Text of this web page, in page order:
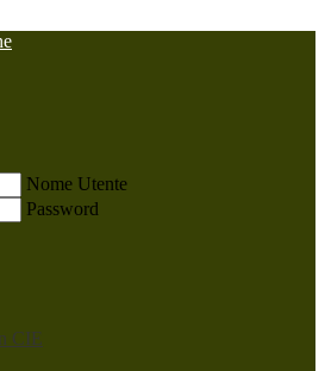
Nome Utente
Password
CIE